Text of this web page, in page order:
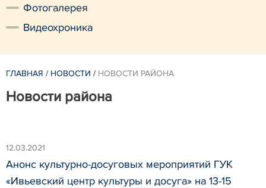
Фотогалерея
Видеохроника
ГЛАВНАЯ / НОВОСТИ / НОВОСТИ РАЙОНА
Новости района
12.03.2021
Анонс культурно-досуговых мероприятий ГУК
«Ивьевский центр культуры и досуга» на 13-15